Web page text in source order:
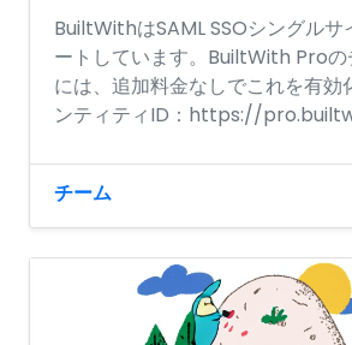
BuiltWithはSAML SSOシングルサ
ートしています。BuiltWith Proの
には、追加料金なしでこれを有効
ンティティID：https://
チーム